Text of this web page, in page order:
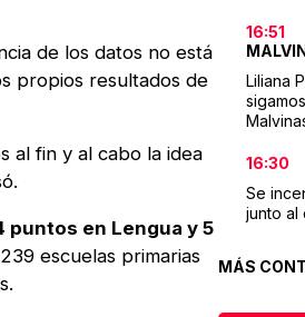
de los datos no está
propios resultados de
al fin y al cabo la idea
puntos en Lengua y 5
escuelas primarias
16:51
Liliana
16:30
Se
junto al
MÁS